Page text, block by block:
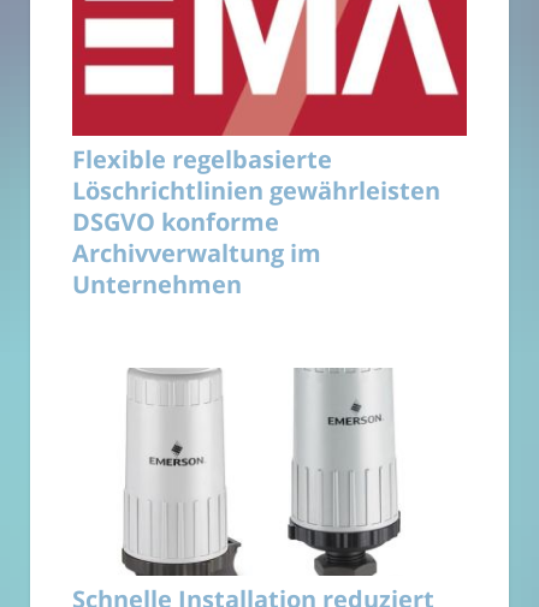
Flexible regelbasierte
Löschrichtlinien gewährleisten
DSGVO konforme
Archivverwaltung im
Unternehmen
Schnelle Installation reduziert